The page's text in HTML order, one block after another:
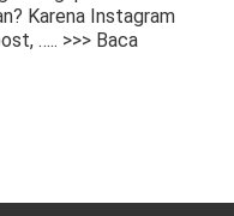
Karena Instagram
….. >>> Baca